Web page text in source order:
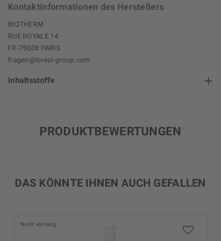
Kontaktinformationen des Herstellers
BIOTHERM
RUE ROYALE 14
FR-75008 PARIS
fragen@loreal-group.com
Inhaltsstoffe
PRODUKTBEWERTUNGEN
DAS KÖNNTE IHNEN AUCH GEFALLEN
Nicht vorrätig